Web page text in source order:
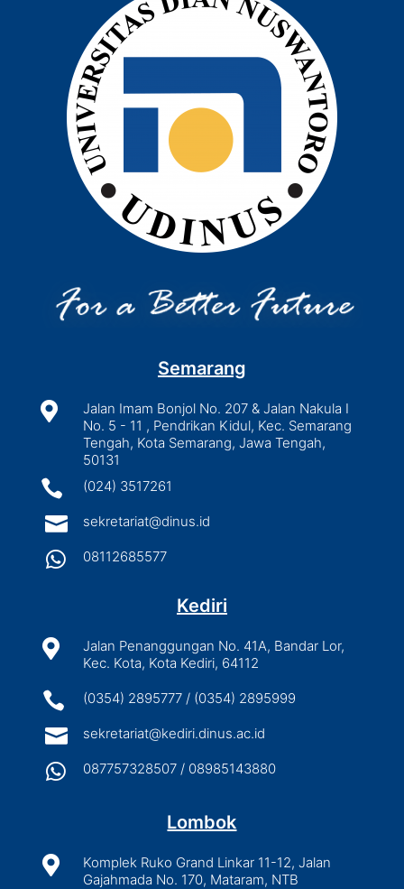
Semarang

Jalan Imam Bonjol No. 207 & Jalan Nakula I
No. 5 - 11 , Pendrikan Kidul, Kec. Semarang
Tengah, Kota Semarang, Jawa Tengah,
50131
 (024) 3517261
 sekretariat@dinus.id
 08112685577
Kediri

Jalan Penanggungan No. 41A, Bandar Lor,
Kec. Kota, Kota Kediri, 64112
 (0354) 2895777 / (0354) 2895999
 sekretariat@kediri.dinus.ac.id
 087757328507 / 08985143880
Lombok

Komplek Ruko Grand Linkar 11-12, Jalan
Gajahmada No. 170, Mataram, NTB